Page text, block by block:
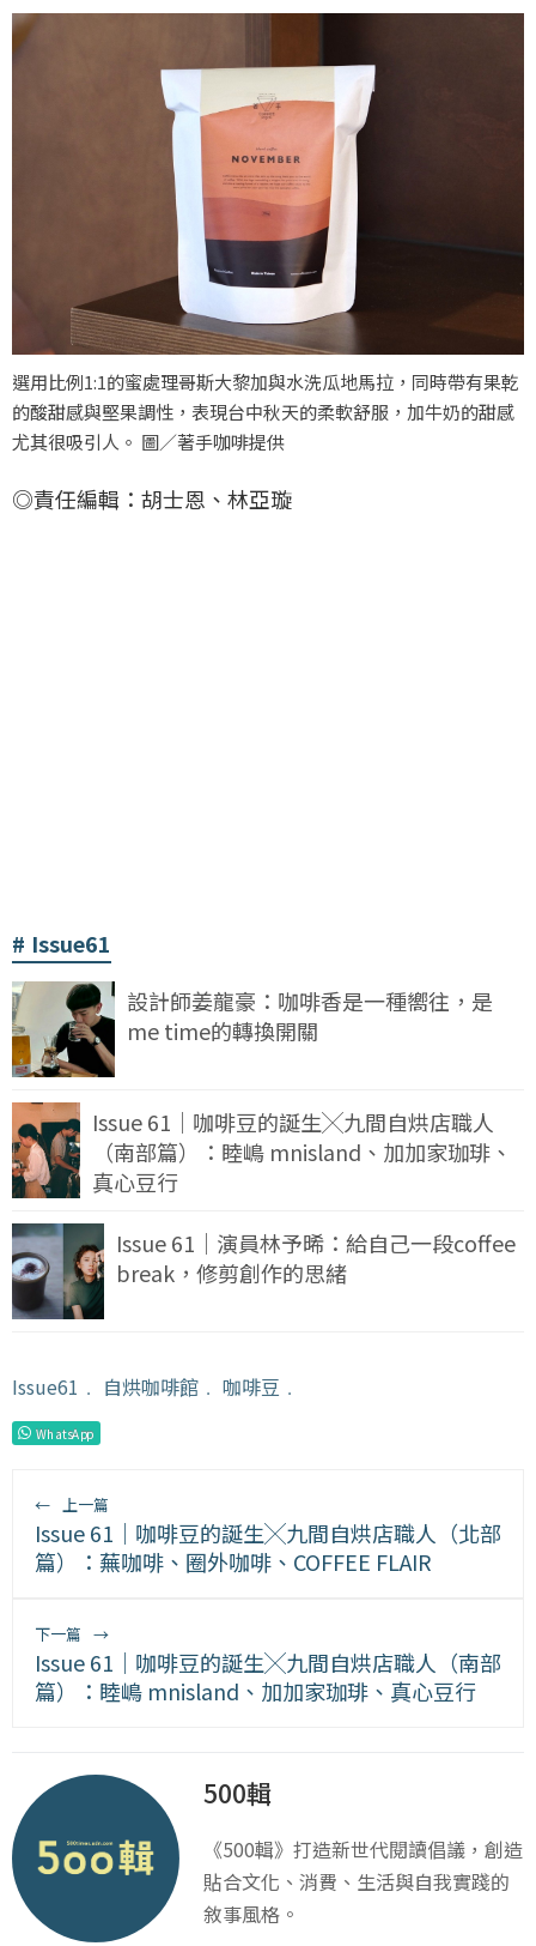
選用比例1:1的蜜處理哥斯大黎加與水洗瓜地馬拉，同時帶有果乾
的酸甜感與堅果調性，表現台中秋天的柔軟舒服，加牛奶的甜感
尤其很吸引人。 圖／著手咖啡提供
◎責任編輯：胡士恩、林亞璇
Issue61
設計師姜龍豪：咖啡香是一種嚮往，是
me time的轉換開關
Issue 61｜咖啡豆的誕生╳九間自烘店職人
（南部篇）：睦嶋 mnisland、加加家珈琲、
真心豆行
Issue 61｜演員林予晞：給自己一段coffee
break，修剪創作的思緒
Issue61 ﹒ 自烘咖啡館 ﹒ 咖啡豆 ﹒
WhatsApp
← 上一篇
Issue 61｜咖啡豆的誕生╳九間自烘店職人（北部
篇）：蕪咖啡、圈外咖啡、COFFEE FLAIR
下一篇 →
Issue 61｜咖啡豆的誕生╳九間自烘店職人（南部
篇）：睦嶋 mnisland、加加家珈琲、真心豆行
500輯
《500輯》打造新世代閱讀倡議，創造
貼合文化、消費、生活與自我實踐的
敘事風格。